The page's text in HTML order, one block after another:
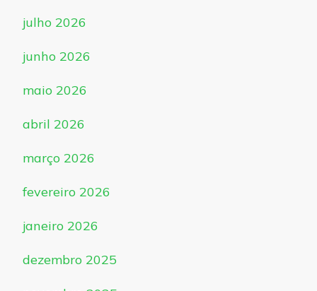
julho 2026
junho 2026
maio 2026
abril 2026
março 2026
fevereiro 2026
janeiro 2026
dezembro 2025